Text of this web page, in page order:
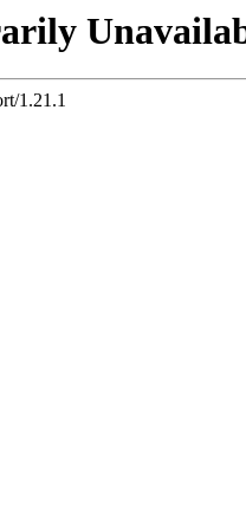
1.21.1